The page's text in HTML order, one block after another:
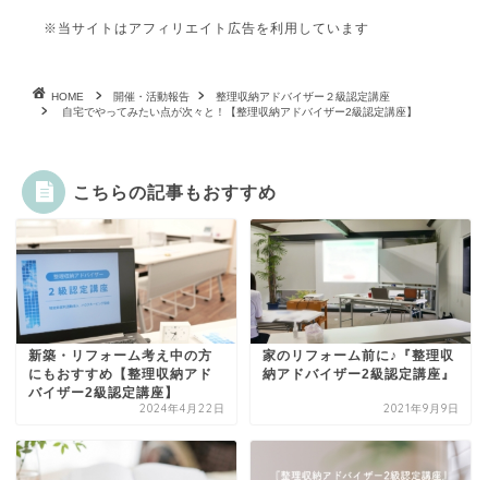
※当サイトはアフィリエイト広告を利用しています
HOME 開催・活動報告
整理収納アドバイザー２級認定講座
自宅でやってみたい点が次々と！【整理収納アドバイザー2級認定講座】
こちらの記事もおすすめ
新築・リフォーム考え中の方
にもおすすめ【整理収納アド
バイザー2級認定講座】
2024年4月22日
家のリフォーム前に♪『整理収
納アドバイザー2級認定講座』
2021年9月9日